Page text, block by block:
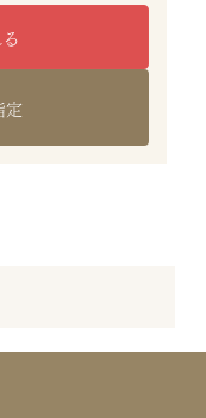
物酢、食塩
てください。
定